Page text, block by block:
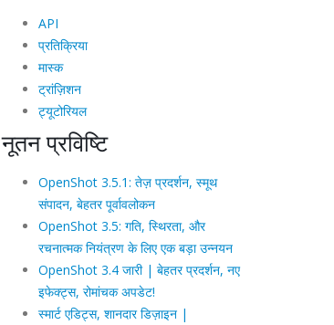
API
प्रतिक्रिया
मास्क
ट्रांज़िशन
ट्यूटोरियल
नूतन प्रविष्टि
OpenShot 3.5.1: तेज़ प्रदर्शन, स्मूथ
संपादन, बेहतर पूर्वावलोकन
OpenShot 3.5: गति, स्थिरता, और
रचनात्मक नियंत्रण के लिए एक बड़ा उन्नयन
OpenShot 3.4 जारी | बेहतर प्रदर्शन, नए
इफेक्ट्स, रोमांचक अपडेट!
स्मार्ट एडिट्स, शानदार डिज़ाइन |